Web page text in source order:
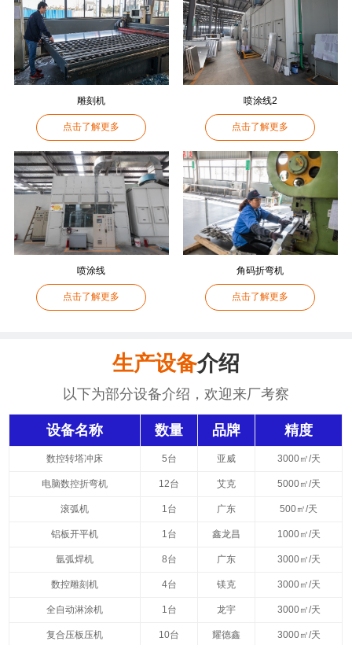
雕刻机
点击了解更多
喷涂线2
点击了解更多
喷涂线
点击了解更多
角码折弯机
点击了解更多
生产设备介绍
以下为部分设备介绍，欢迎来厂考察
设备名称 数量 品牌 精度
数控转塔冲床 5台 亚威 3000㎡/天
电脑数控折弯机 12台 艾克 5000㎡/天
滚弧机 1台 广东 500㎡/天
铝板开平机 1台 鑫龙昌 1000㎡/天
氩弧焊机 8台 广东 3000㎡/天
数控雕刻机 4台 镁克 3000㎡/天
全自动淋涂机 1台 龙宇 3000㎡/天
复合压板压机 10台 耀德鑫 3000㎡/天